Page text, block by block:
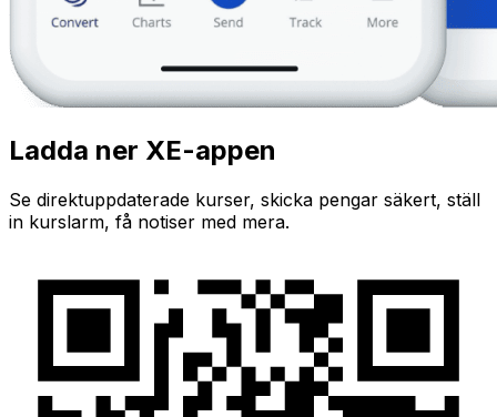
Ladda ner XE-appen
Se direktuppdaterade kurser, skicka pengar säkert, ställ
in kurslarm, få notiser med mera.